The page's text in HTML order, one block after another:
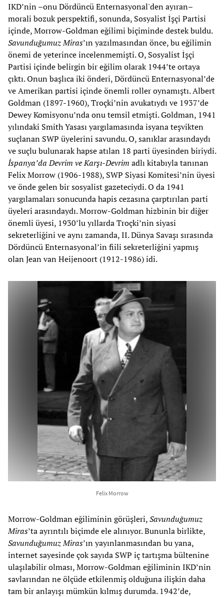
IKD’nin –onu Dördüncü Enternasyonal'den ayıran–
morali bozuk perspektifi, sonunda, Sosyalist İşçi Partisi
içinde, Morrow-Goldman eğilimi biçiminde destek buldu.
Savunduğumuz Miras’ın yazılmasından önce, bu eğilimin
önemi de yeterince incelenmemişti. O, Sosyalist İşçi
Partisi içinde belirgin bir eğilim olarak 1944’te ortaya
çıktı. Onun başlıca iki önderi, Dördüncü Enternasyonal’de
ve Amerikan partisi içinde önemli roller oynamıştı. Albert
Goldman (1897-1960), Troçki’nin avukatıydı ve 1937’de
Dewey Komisyonu’nda onu temsil etmişti. Goldman, 1941
yılındaki Smith Yasası yargılamasında isyana teşvikten
suçlanan SWP üyelerini savundu. O, sanıklar arasındaydı
ve suçlu bulunarak hapse atılan 18 parti üyesinden biriydi.
İspanya’da Devrim ve Karşı-Devrim adlı kitabıyla tanınan
Felix Morrow (1906-1988), SWP Siyasi Komitesi’nin üyesi
ve önde gelen bir sosyalist gazeteciydi. O da 1941
yargılamaları sonucunda hapis cezasına çarptırılan parti
üyeleri arasındaydı. Morrow-Goldman hizbinin bir diğer
önemli üyesi, 1930’lu yıllarda Troçki’nin siyasi
sekreterliğini ve aynı zamanda, II. Dünya Savaşı sırasında
Dördüncü Enternasyonal’in fiili sekreterliğini yapmış
olan Jean van Heijenoort (1912-1986) idi.
Felix Morrow
Morrow-Goldman eğiliminin görüşleri,Savunduğumuz
Miras’ta ayrıntılı biçimde ele alınıyor. Bununla birlikte,
Savunduğumuz Miras’ın yayınlanmasından bu yana,
internet sayesinde çok sayıda SWP iç tartışma bültenine
ulaşılabilir olması, Morrow-Goldman eğiliminin IKD’nin
savlarından ne ölçüde etkilenmiş olduğuna ilişkin daha
tam bir anlayışı mümkün kılmış durumda. 1942’de,